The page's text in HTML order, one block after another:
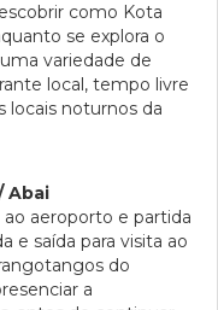
como Kota
se explora o
variedade de
local, tempo livre
locais noturnos da
Abai
aeroporto e partida
e saída para visita ao
do
a